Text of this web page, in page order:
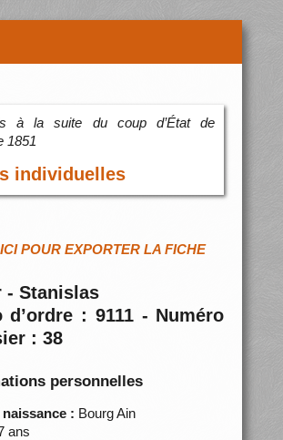
à la suite du coup d’État de
1851
individuelles
POUR EXPORTER LA FICHE
- Stanislas
d’ordre : 9111 - Numéro
: 38
personnelles
: Bourg Ain
ans